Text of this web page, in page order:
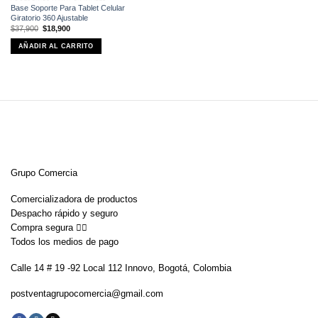
Base Soporte Para Tablet Celular
Giratorio 360 Ajustable
$37,900 El
precio
original
era:
$37,900.
$18,900El
actual
es:
$18,900.
AÑADIR AL CARRITO
Grupo Comercia
Comercializadora de productos
Despacho rápido y seguro
Compra segura 👇🏼
Todos los medios de pago
Calle 14 # 19 -92 Local 112 Innovo, Bogotá, Colombia
postventagrupocomercia@gmail.com